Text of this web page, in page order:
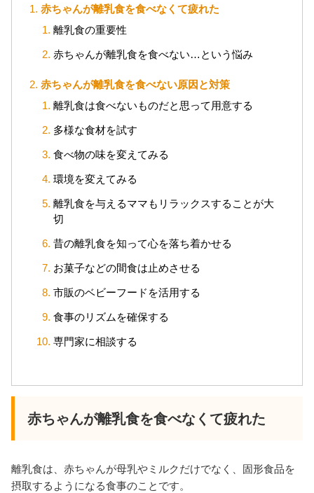
赤ちゃんが離乳食を食べなくて疲れた
離乳食の重要性
赤ちゃんが離乳食を食べない…という悩み
赤ちゃんが離乳食を食べない原因と対策
離乳食は食べないものだと思って用意する
多様な食材を試す
食べ物の味を変えてみる
環境を変えてみる
離乳食を与えるママもリラックスすることが大
切
昔の離乳食を知って心を落ち着かせる
お菓子などの間食は止めさせる
市販のベビーフードを活用する
食事のリズムを確保する
専門家に相談する
赤ちゃんが離乳食を食べなくて疲れた
離乳食は、赤ちゃんが母乳やミルクだけでなく、固形食品を
摂取するようになる食事のことです。